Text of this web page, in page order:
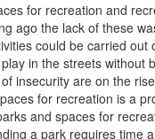
for recreation and
ago the lack of these
could be carried out
in the streets without
insecurity are on the
for recreation is a
and spaces for
a park requires time